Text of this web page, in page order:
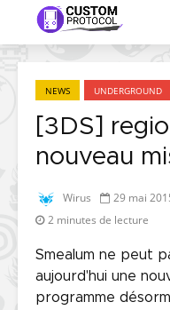
NEWS UNDERGROUND
[3DS]
nouveau
Wirus 29 mai
2 minutes de lecture
Smealum ne peut
aujourd'hui une
programme